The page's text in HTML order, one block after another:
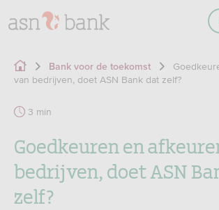
Bank voor de toekomst
van bedrijven, doet ASN Bank dat zelf?
3 min
Goedkeuren en
bedrijven, doet ASN
zelf?